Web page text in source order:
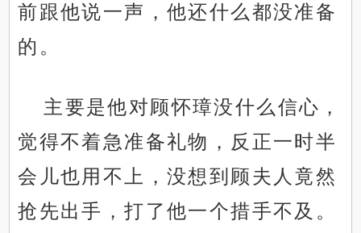
前跟他说一声，他还什么都没准备
的。
主要是他对顾怀璋没什么信心，
觉得不着急准备礼物，反正一时半
会儿也用不上，没想到顾夫人竟然
抢先出手，打了他一个措手不及。